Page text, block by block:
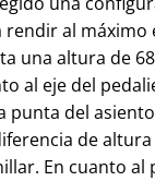
al máximo
una altura de
al eje del
punta del
de
En cuanto al